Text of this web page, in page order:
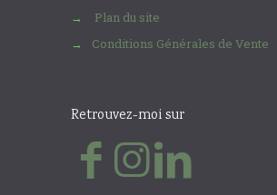
→ Plan du site
→ Conditions Générales de Vente
Retrouvez-moi sur